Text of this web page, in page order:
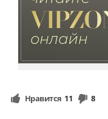
Нравится 11 8